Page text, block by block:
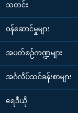
သတင်း
၀န်ဆောင်မှုများ
အပတ်စဉ်ကဏ္ဍများ
အင်္ဂလိပ်သင်ခန်းစာများ
ရေဒီယို